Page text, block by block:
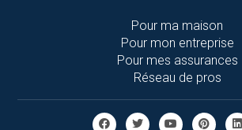
Pour ma maison
Pour mon entreprise
Pour mes assurances
Réseau de pros